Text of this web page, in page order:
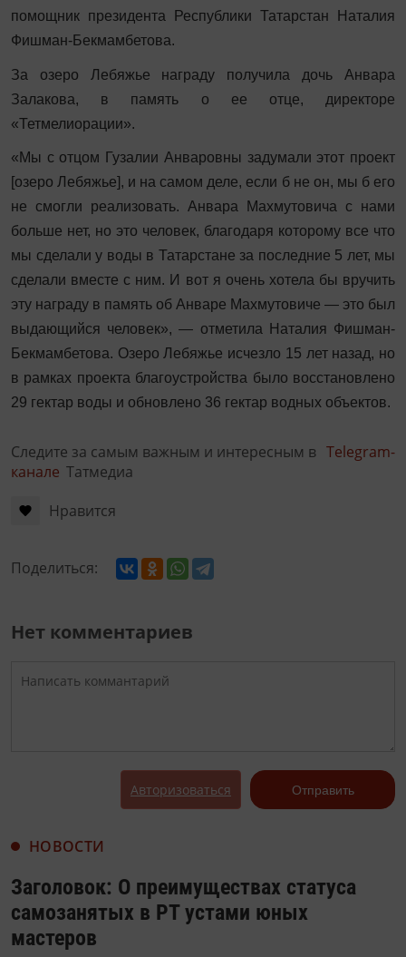
помощник президента Республики Татарстан Наталия
Фишман-Бекмамбетова.
За озеро Лебяжье награду получила дочь Анвара
Залакова, в память о ее отце, директоре
«Тетмелиорации».
«Мы с отцом Гузалии Анваровны задумали этот проект
[озеро Лебяжье], и на самом деле, если б не он, мы б его
не смогли реализовать. Анвара Махмутовича с нами
больше нет, но это человек, благодаря которому все что
мы сделали у воды в Татарстане за последние 5 лет, мы
сделали вместе с ним. И вот я очень хотела бы вручить
эту награду в память об Анваре Махмутовиче — это был
выдающийся человек», — отметила Наталия Фишман-
Бекмамбетова. Озеро Лебяжье исчезло 15 лет назад, но
в рамках проекта благоустройства было восстановлено
29 гектар воды и обновлено 36 гектар водных объектов.
Следите за самым важным и интересным в Telegram-
канале Татмедиа
Нравится
Поделиться:
Нет комментариев
Авторизоваться Отправить
НОВОСТИ
Заголовок: О преимуществах статуса
самозанятых в РТ устами юных
мастеров